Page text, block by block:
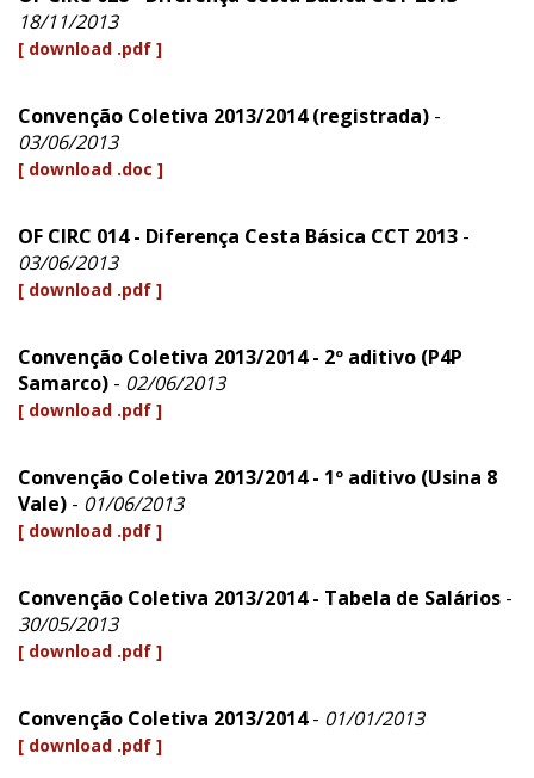
18/11/2013
[ download .pdf ]
Convenção Coletiva 2013/2014 (registrada) -
03/06/2013
[ download .doc ]
OF CIRC 014 - Diferença Cesta Básica CCT 2013 -
03/06/2013
[ download .pdf ]
Convenção Coletiva 2013/2014 - 2º aditivo (P4P
Samarco) - 02/06/2013
[ download .pdf ]
Convenção Coletiva 2013/2014 - 1º aditivo (Usina 8
Vale) - 01/06/2013
[ download .pdf ]
Convenção Coletiva 2013/2014 - Tabela de Salários -
30/05/2013
[ download .pdf ]
Convenção Coletiva 2013/2014- 01/01/2013
[ download .pdf ]